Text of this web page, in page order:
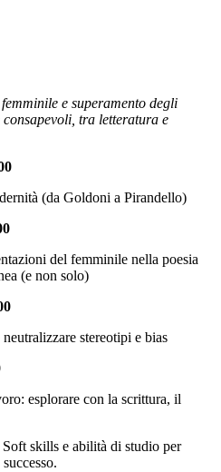
e superamento degli
consapevoli, tra letteratura e
(da Goldoni a Pirandello)
del femminile nella poesia
(e non solo)
stereotipi e bias
esplorare con la scrittura, il
skills e abilità di studio per